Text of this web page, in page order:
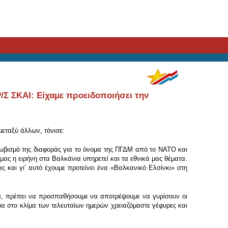
ΣΚΑΙ: Είχαμε προειδοποιήσει την
άλλων, τόνισε:
της διαφοράς για το όνομα της ΠΓΔΜ από το ΝΑΤΟ και
η ειρήνη στα Βαλκάνια υπηρετεί και τα εθνικά μας θέματα.
γιʼ αυτό έχουμε προτείνει ένα «Βαλκανικό Ελσίνκι» στη
πρέπει να προσπαθήσουμε να αποτρέψουμε να γυρίσουν οι
κλίμα των τελευταίων ημερών χρειαζόμαστε γέφυρες και